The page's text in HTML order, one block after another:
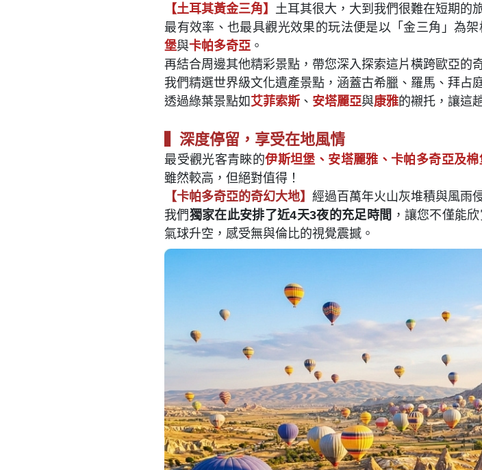
【土耳其黃金三角】 土耳其很大，大到我們很難在短期的
最有效率、也最具觀光效果的玩法便是以「金三角」為
堡與卡帕多奇亞 。
再結合周邊其他精彩景點，帶您深入探索這片橫跨歐亞的
我們精選世界級文化遺產景點，涵蓋古希臘、羅馬、拜占
透過綠葉景點如 艾菲索斯 、 安塔麗亞與康雅的襯托，讓這
▍深度停留，享受在地風情
最受觀光客青睞的伊斯坦堡、安塔麗雅、卡帕多奇亞及棉
雖然較高，但絕對值得！
【卡帕多奇亞的奇幻大地】經過百萬年火山灰堆積與風雨
我們獨家在此安排了近4天3夜的充足時間 ，讓您不僅能
氣球升空，感受無與倫比的視覺震撼。